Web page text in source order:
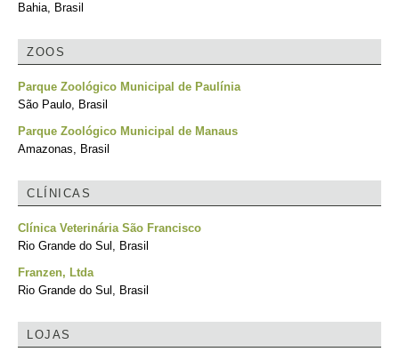
Bahia, Brasil
ZOOS
Parque Zoológico Municipal de Paulínia
São Paulo, Brasil
Parque Zoológico Municipal de Manaus
Amazonas, Brasil
CLÍNICAS
Clínica Veterinária São Francisco
Rio Grande do Sul, Brasil
Franzen, Ltda
Rio Grande do Sul, Brasil
LOJAS